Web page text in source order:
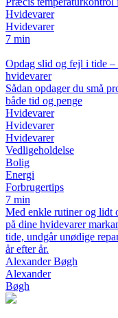
Hvidevarer
Hvidevarer
7 min
Opdag slid og fejl i tide
hvidevarer
Sådan opdager du små
både tid og penge
Hvidevarer
Hvidevarer
Hvidevarer
Vedligeholdelse
Bolig
Energi
Forbrugertips
7 min
Med enkle rutiner og lidt
på dine hvidevarer
tide, undgår unødige
år efter år.
Alexander Bøgh
Alexander
Bøgh